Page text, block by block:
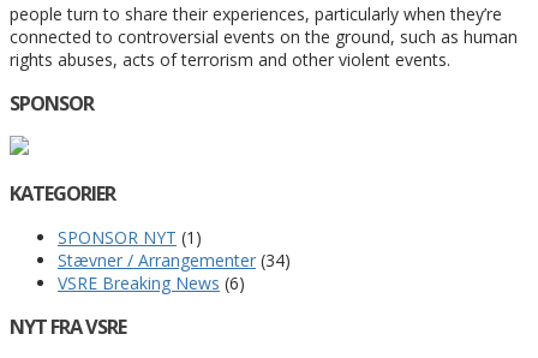
people turn to share their experiences, particularly when they’re
connected to controversial events on the ground, such as human
rights abuses, acts of terrorism and other violent events.
SPONSOR
KATEGORIER
SPONSOR NYT (1)
Stævner / Arrangementer (34)
VSRE Breaking News (6)
NYT FRA VSRE